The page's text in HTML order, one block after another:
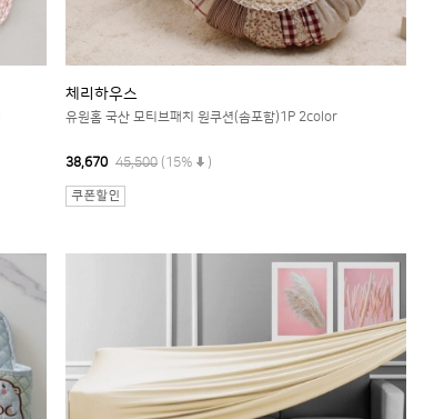
체리하우스
유원홈 국산 모티브패치 원쿠션(솜포함)1P 2color
38,670 45,500 (15% )